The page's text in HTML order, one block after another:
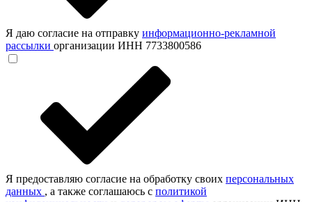
Я даю согласие на отправку информационно-рекламной
рассылки организации ИНН 7733800586
Я предоставляю согласие на обработку своих персональных
данных , а также соглашаюсь с политикой